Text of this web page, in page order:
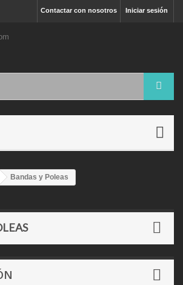
Iniciar sesión
Contactar con nosotros
Bandas y Poleas